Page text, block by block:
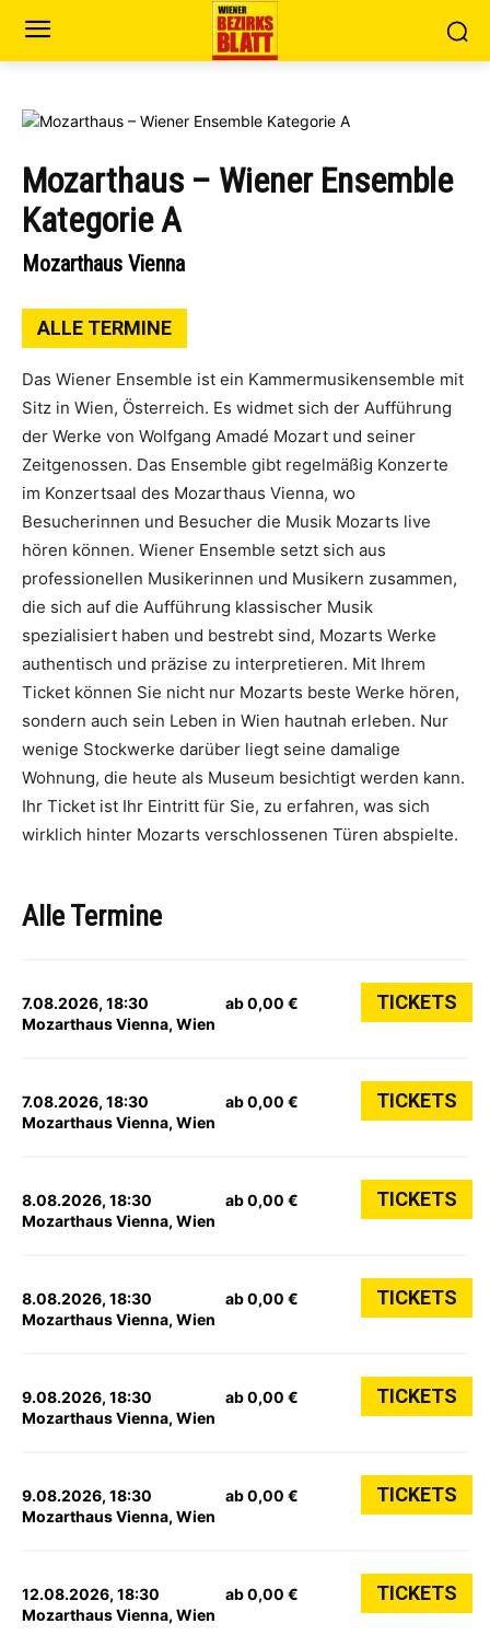
Mozarthaus – Wiener Ensemble
Kategorie A
Mozarthaus Vienna
ALLE TERMINE
Das Wiener Ensemble ist ein Kammermusikensemble mit
Sitz in Wien, Österreich. Es widmet sich der Aufführung
der Werke von Wolfgang Amadé Mozart und seiner
Zeitgenossen. Das Ensemble gibt regelmäßig Konzerte
im Konzertsaal des Mozarthaus Vienna, wo
Besucherinnen und Besucher die Musik Mozarts live
hören können. Wiener Ensemble setzt sich aus
professionellen Musikerinnen und Musikern zusammen,
die sich auf die Aufführung klassischer Musik
spezialisiert haben und bestrebt sind, Mozarts Werke
authentisch und präzise zu interpretieren. Mit Ihrem
Ticket können Sie nicht nur Mozarts beste Werke hören,
sondern auch sein Leben in Wien hautnah erleben. Nur
wenige Stockwerke darüber liegt seine damalige
Wohnung, die heute als Museum besichtigt werden kann.
Ihr Ticket ist Ihr Eintritt für Sie, zu erfahren, was sich
wirklich hinter Mozarts verschlossenen Türen abspielte.
Alle Termine
7.08.2026, 18:30
Mozarthaus Vienna, Wien
ab 0,00 € TICKETS
7.08.2026, 18:30
Mozarthaus Vienna, Wien
ab 0,00 € TICKETS
8.08.2026, 18:30
Mozarthaus Vienna, Wien
ab 0,00 € TICKETS
8.08.2026, 18:30
Mozarthaus Vienna, Wien
ab 0,00 € TICKETS
9.08.2026, 18:30
Mozarthaus Vienna, Wien
ab 0,00 € TICKETS
9.08.2026, 18:30
Mozarthaus Vienna, Wien
ab 0,00 € TICKETS
12.08.2026, 18:30
Mozarthaus Vienna, Wien
ab 0,00 € TICKETS